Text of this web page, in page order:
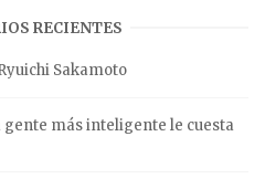
RECIENTES
Sakamoto
gente más inteligente le cuesta